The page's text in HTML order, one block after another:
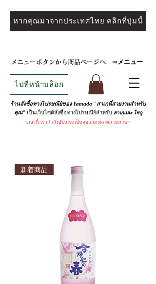
หากคุณมาจากประเทศไทย คลิกที่ปุ่มนี้
メニューボタンから商品ページへ ⇒ メニュー
ไปที่หน้าบล็อก
ร้านสั่งซื้อทางไปรษณีย์ของ Yamada "สาเกที่สวยงามสำหรับ
คุณ"เป็นเว็บไซต์สั่งซื้อทางไปรษณีย์สำหรับ สาเกและ โชจู
ขณะนี้ เรากำลังอัปเกรดเป็นจอแสดงผลหลายภาษา
新着商品